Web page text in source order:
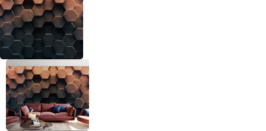
Избранное